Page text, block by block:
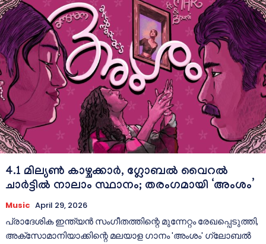
4.1 മില്യൺ കാഴ്ചക്കാർ, ഗ്ലോബൽ വൈറൽ
ചാർട്ടിൽ നാലാം സ്ഥാനം; തരംഗമായി ‘അംശം’
Music April 29, 2026
പ്രാദേശിക ഇന്ത്യൻ സംഗീതത്തിന്റെ മുന്നേറ്റം രേഖപ്പെടുത്തി,
അക്‌സോമാനിയാക്കിന്റെ മലയാള ഗാനം 'അംശം' ഗ്ലോബൽ